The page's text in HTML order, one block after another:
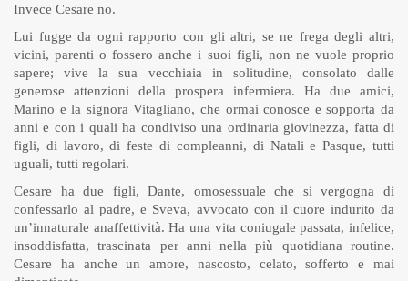
Invece Cesare no.
Lui fugge da ogni rapporto con gli altri, se ne frega degli altri,
vicini, parenti o fossero anche i suoi figli, non ne vuole proprio
sapere; vive la sua vecchiaia in solitudine, consolato dalle
generose attenzioni della prospera infermiera. Ha due amici,
Marino e la signora Vitagliano, che ormai conosce e sopporta da
anni e con i quali ha condiviso una ordinaria giovinezza, fatta di
figli, di lavoro, di feste di compleanni, di Natali e Pasque, tutti
uguali, tutti regolari.
Cesare ha due figli, Dante, omosessuale che si vergogna di
confessarlo al padre, e Sveva, avvocato con il cuore indurito da
un’innaturale anaffettività. Ha una vita coniugale passata, infelice,
insoddisfatta, trascinata per anni nella più quotidiana routine.
Cesare ha anche un amore, nascosto, celato, sofferto e mai